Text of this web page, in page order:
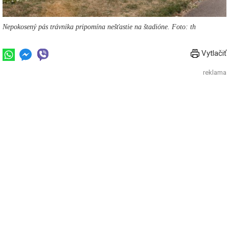
Nepokosený pás trávnika pripomína nešťastie na štadióne. Foto: th
Vytlačiť
reklama